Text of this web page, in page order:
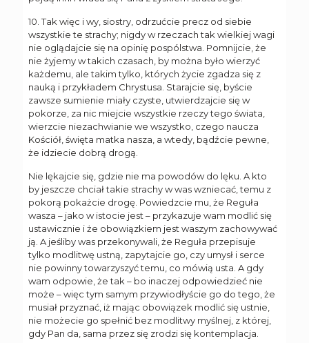
10. Tak więc i wy, siostry, odrzućcie precz od siebie
wszystkie te strachy; nigdy w rzeczach tak wielkiej wagi
nie oglądajcie się na opinię pospólstwa. Pomnijcie, że
nie żyjemy w takich czasach, by można było wierzyć
każdemu, ale takim tylko, których życie zgadza się z
nauką i przykładem Chrystusa. Starajcie się, byście
zawsze sumienie miały czyste, utwierdzajcie się w
pokorze, za nic miejcie wszystkie rzeczy tego świata,
wierzcie niezachwianie we wszystko, czego naucza
Kościół, święta matka nasza, a wtedy, bądźcie pewne,
że idziecie dobrą drogą.
Nie lękajcie się, gdzie nie ma powodów do lęku. A kto
by jeszcze chciał takie strachy w was wzniecać, temu z
pokorą pokażcie drogę. Powiedzcie mu, że Reguła
wasza – jako w istocie jest – przykazuje wam modlić się
ustawicznie i że obowiązkiem jest waszym zachowywać
ją. A jeśliby was przekonywali, że Reguła przepisuje
tylko modlitwę ustną, zapytajcie go, czy umysł i serce
nie powinny towarzyszyć temu, co mówią usta. A gdy
wam odpowie, że tak – bo inaczej odpowiedzieć nie
może – więc tym samym przywiodłyście go do tego, że
musiał przyznać, iż mając obowiązek modlić się ustnie,
nie możecie go spełnić bez modlitwy myślnej, z której,
gdy Pan da, sama przez się zrodzi się kontemplacja.